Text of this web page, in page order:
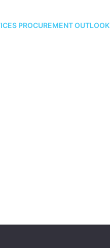
PROCUREMENT OUTLOOK